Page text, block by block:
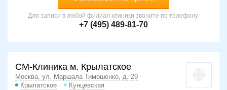
Для записи в любой филиал клиники звоните по телефону:
+7 (495) 489-81-70
СМ-Клиника м. Крылатское
Москва, ул. Маршала Тимошенко, д. 29
Крылатское
Кунцевская